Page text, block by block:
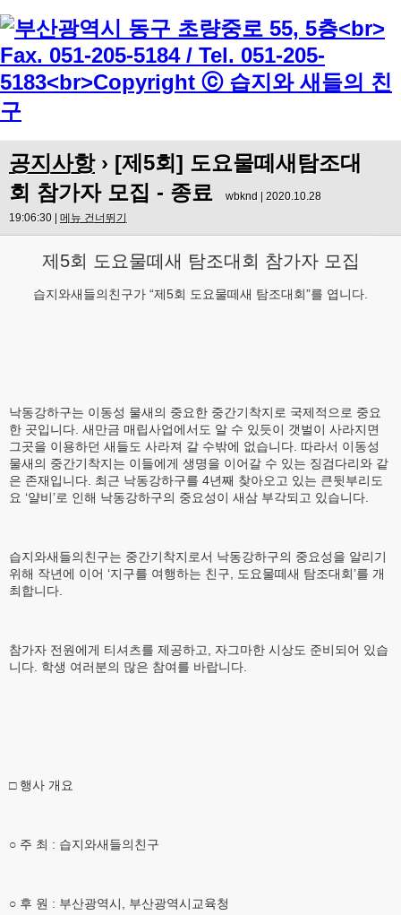
공지사항› [제5회] 도요물떼새탐조대
회 참가자 모집 - 종료
wbknd | 2020.10.28
19:06:30 | 메뉴 건너뛰기
제5회 도요물떼새 탐조대회 참가자 모집
습지와새들의친구가 “제5회 도요물떼새 탐조대회”를 엽니다.
낙동강하구는 이동성 물새의 중요한 중간기착지로 국제적으로 중요
한 곳입니다. 새만금 매립사업에서도 알 수 있듯이 갯벌이 사라지면
그곳을 이용하던 새들도 사라져 갈 수밖에 없습니다. 따라서 이동성
물새의 중간기착지는 이들에게 생명을 이어갈 수 있는 징검다리와 같
은 존재입니다. 최근 낙동강하구를 4년째 찾아오고 있는 큰뒷부리도
요 ‘얄비’로 인해 낙동강하구의 중요성이 새삼 부각되고 있습니다.
습지와새들의친구는 중간기착지로서 낙동강하구의 중요성을 알리기
위해 작년에 이어 ‘지구를 여행하는 친구, 도요물떼새 탐조대회’를 개
최합니다.
참가자 전원에게 티셔츠를 제공하고, 자그마한 시상도 준비되어 있습
니다. 학생 여러분의 많은 참여를 바랍니다.
□ 행사 개요
○ 주 최 : 습지와새들의친구
○ 후 원 : 부산광역시, 부산광역시교육청